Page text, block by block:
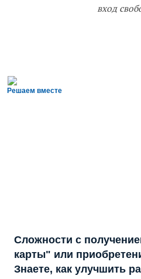
вход
Решаем вместе
Сложности с
карты" или
Знаете, как улучшить